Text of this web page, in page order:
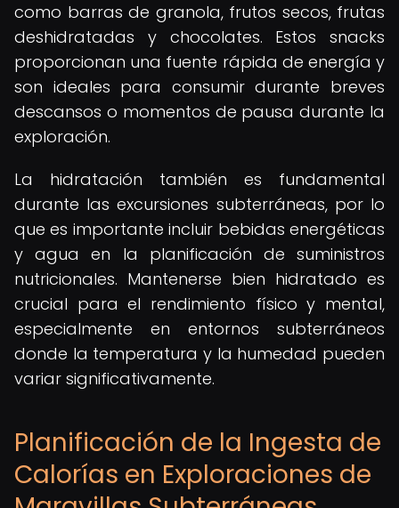
como barras de granola, frutos secos, frutas
deshidratadas y chocolates. Estos snacks
proporcionan una fuente rápida de energía y
son ideales para consumir durante breves
descansos o momentos de pausa durante la
exploración.
La hidratación también es fundamental
durante las excursiones subterráneas, por lo
que es importante incluir bebidas energéticas
y agua en la planificación de suministros
nutricionales. Mantenerse bien hidratado es
crucial para el rendimiento físico y mental,
especialmente en entornos subterráneos
donde la temperatura y la humedad pueden
variar significativamente.
Planificación de la Ingesta de
Calorías en Exploraciones de